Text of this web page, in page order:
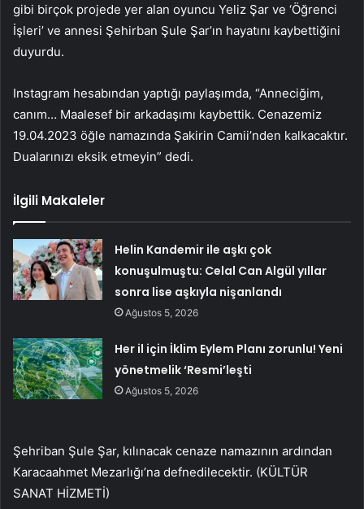
gibi birçok projede yer alan oyuncu Yeliz Şar ve ‘Öğrenci
İşleri’ ve annesi Şehirban Şule Şar’ın hayatını kaybettiğini
duyurdu.
Instagram hesabından yaptığı paylaşımda, “Anneciğim,
canım… Maalesef bir arkadaşımı kaybettik. Cenazemiz
19.04.2023 öğle namazında Şakirin Camii’nden kalkacaktır.
Dualarınızı eksik etmeyin” dedi.
İlgili Makaleler
Helin Kandemir ile aşkı çok
konuşulmuştu: Celal Can Algül yıllar
sonra lise aşkıyla nişanlandı
Ağustos 5, 2026
Her il için İklim Eylem Planı zorunlu! Yeni
yönetmelik ‘Resmi’leşti
Ağustos 5, 2026
Şehriban Şule Şar, kılınacak cenaze namazının ardından
Karacaahmet Mezarlığı’na defnedilecektir. (KÜLTÜR
SANAT HİZMETİ)